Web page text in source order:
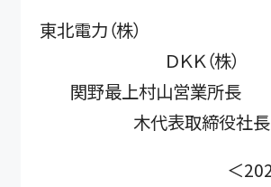
東北電力（株）
ＤＫＫ（株）
関野最上村山営業
木代表取締役社長
＜2021年6